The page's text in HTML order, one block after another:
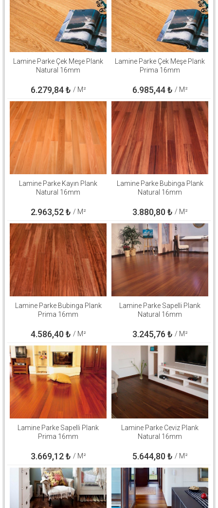
Lamine Parke Çek Meşe Plank
Natural 16mm
6.279,84₺ / M²
Lamine Parke Çek Meşe Plank
Prima 16mm
6.985,44₺ / M²
Lamine Parke Kayın Plank
Natural 16mm
2.963,52₺ / M²
Lamine Parke Bubinga Plank
Natural 16mm
3.880,80₺ / M²
Lamine Parke Bubinga Plank
Prima 16mm
4.586,40₺ / M²
Lamine Parke Sapelli Plank
Natural 16mm
3.245,76 ₺ / M²
Lamine Parke Sapelli Plank
Prima 16mm
3.669,12₺ / M²
Lamine Parke Ceviz Plank
Natural 16mm
5.644,80₺ / M²